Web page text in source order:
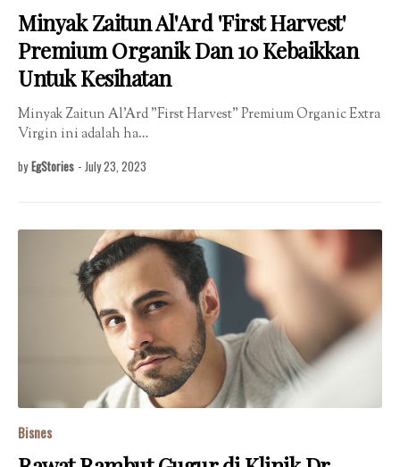
Minyak Zaitun Al'Ard 'First Harvest'
Premium Organik Dan 10 Kebaikkan
Untuk Kesihatan
Minyak Zaitun Al'Ard "First Harvest" Premium Organic Extra
Virgin ini adalah ha…
by EgStories - July 23, 2023
Bisnes